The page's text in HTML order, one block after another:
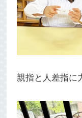
親指と人差指に